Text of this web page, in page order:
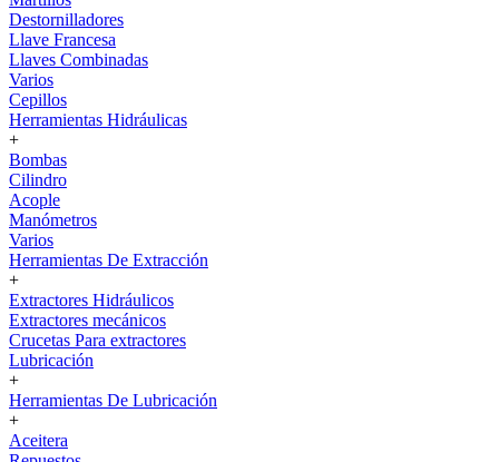
Destornilladores
Llave Francesa
Llaves Combinadas
Varios
Cepillos
Herramientas Hidráulicas
+
Bombas
Cilindro
Acople
Manómetros
Varios
Herramientas De Extracción
+
Extractores Hidráulicos
Extractores mecánicos
Crucetas Para extractores
Lubricación
+
Herramientas De Lubricación
+
Aceitera